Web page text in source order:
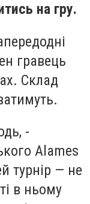
на гру.
гравець
Склад
-
Alames
турнір — не
в ньому